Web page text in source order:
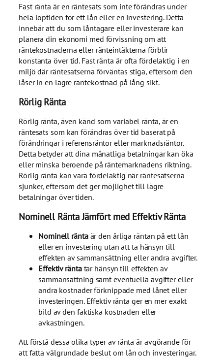
Fast ränta är en räntesats som inte förändras under
hela löptiden för ett lån eller en investering. Detta
innebär att du som låntagare eller investerare kan
planera din ekonomi med förvissning om att
räntekostnaderna eller ränteintäkterna förblir
konstanta över tid. Fast ränta är ofta fördelaktig i en
miljö där räntesatserna förväntas stiga, eftersom den
låser in en lägre räntekostnad på lång sikt.
Rörlig Ränta
Rörlig ränta, även känd som variabel ränta, är en
räntesats som kan förändras över tid baserat på
förändringar i referensräntor eller marknadsräntor.
Detta betyder att dina månatliga betalningar kan öka
eller minska beroende på räntemarknadens riktning.
Rörlig ränta kan vara fördelaktig när räntesatserna
sjunker, eftersom det ger möjlighet till lägre
betalningar över tiden.
Nominell Ränta Jämfört med Effektiv Ränta
Nominell räntaär den årliga räntan på ett lån
eller en investering utan att ta hänsyn till
effekten av sammansättning eller andra avgifter.
Effektiv räntatar hänsyn till effekten av
sammansättning samt eventuella avgifter eller
andra kostnader förknippade med lånet eller
investeringen. Effektiv ränta ger en mer exakt
bild av den faktiska kostnaden eller
avkastningen.
Att förstå dessa olika typer av ränta är avgörande för
att fatta välgrundade beslut om lån och investeringar.